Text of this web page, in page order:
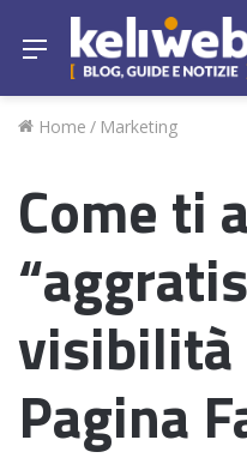
Menu
Home / Marketing
Come ti
visibilità
Pagina